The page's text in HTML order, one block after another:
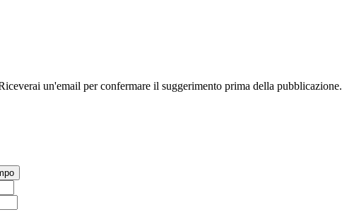
un'email per confermare il suggerimento prima della pubblicazione.